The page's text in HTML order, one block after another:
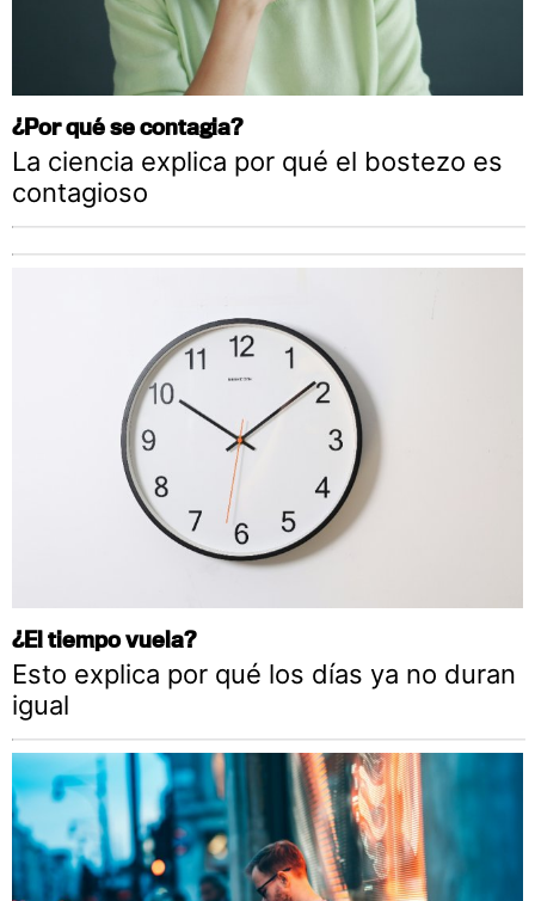
¿Por qué se contagia?
La ciencia explica por qué el bostezo es
contagioso
¿El tiempo vuela?
Esto explica por qué los días ya no duran
igual